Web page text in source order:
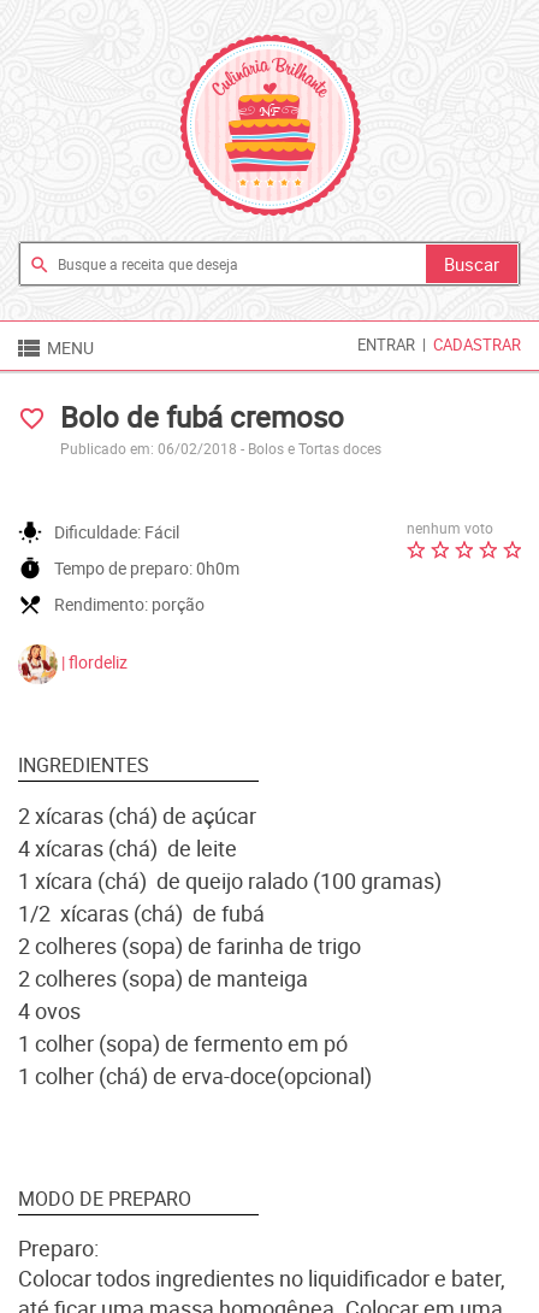
search
 MENU ENTRAR | CADASTRAR
favorite_border Bolo de fubá cremoso
Publicado em: 06/02/2018 - Bolos e Tortas doces
nenhum voto
wb_incandescent Dificuldade: Fácil
timer Tempo de preparo:0h0m
local_dining Rendimento: porção
| flordeliz
INGREDIENTES
2 xícaras (chá) de açúcar
4xícaras (chá) de leite
1 xícara (chá) de queijo ralado (100 gramas)
1/2 xícaras (chá) de fubá
2 colheres (sopa) de farinha de trigo
2 colheres (sopa) de manteiga
4 ovos
1 colher (sopa) de fermento em pó
1 colher (chá) de erva-doce(opcional)
MODO DE PREPARO
Preparo:
Colocar todos ingredientes no liquidificador e bater,